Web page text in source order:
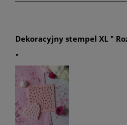
Dekoracyjny stempel XL "
"